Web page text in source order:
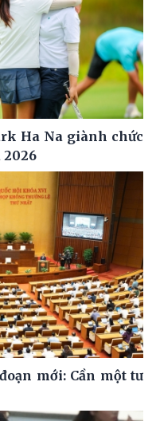
Ha Na giành chức
mới: Cần một tư